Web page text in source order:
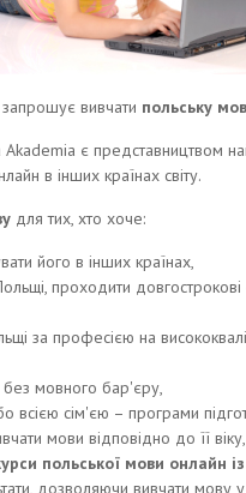
вивчати польську
є представництвом
в інших країнах світу.
для тих, хто хоче:
його в інших країнах,
проходити
за професією на
мовного бар'єру,
всією сім'єю – програми
мови відповідно до її віку,
польської мови онлайн
дозволяючи вивчати